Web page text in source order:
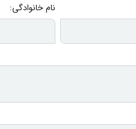
نام خانوادگی: